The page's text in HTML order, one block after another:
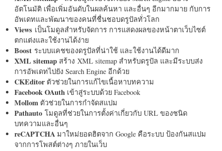
อัตโนมัติ เพื่อเพิ่มอันดับในผลค้นหา และอื่นๆ อีกมากมาย กับการ
อัพเดทและพัฒนาของคนที่ชื่นชอบดรูปัลทั่วโลก
Views เป็นโมดูลสำหรับจัดการ การแสดงผลของหน้าตาเว็บไซต์
ตกแต่งและใช้งานได้ง่าย
Boost ระบบแคชของดรูปัลที่น่าใช้ และใช้งานได้ดีมาก
XML sitemap สร้าง XML sitemap สำหรับดรูปัล และมีระบบส่ง
การอัพเดทไปยัง Search Engine อีกด้วย
CKEditorตัวช่วยในการแก้ไขเนื้อหาบทความ
Facebook OAuth เข้าสู่ระบบด้วย Facebook
Mollom ตัวช่วยในการกำจัดสแปม
Pathauto โมดูลที่ช่วยในการตั้งค่าเกี่ยวกับ URL ของชนิด
บทความและอื่นๆ
reCAPTCHA มาใหม่ยอดฮิตจาก Google คือระบบ ป้องกันสแปม
จากการโพสต์ต่างๆ ภายในเว็บ